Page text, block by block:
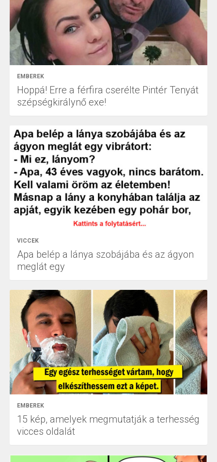
EMBEREK
Hoppá! Erre a férfira cserélte Pintér Tenyát
szépségkirálynő exe!
VICCEK
Apa belép a lánya szobájába és az ágyon
meglát egy
EMBEREK
15 kép, amelyek megmutatják a terhesség
vicces oldalát